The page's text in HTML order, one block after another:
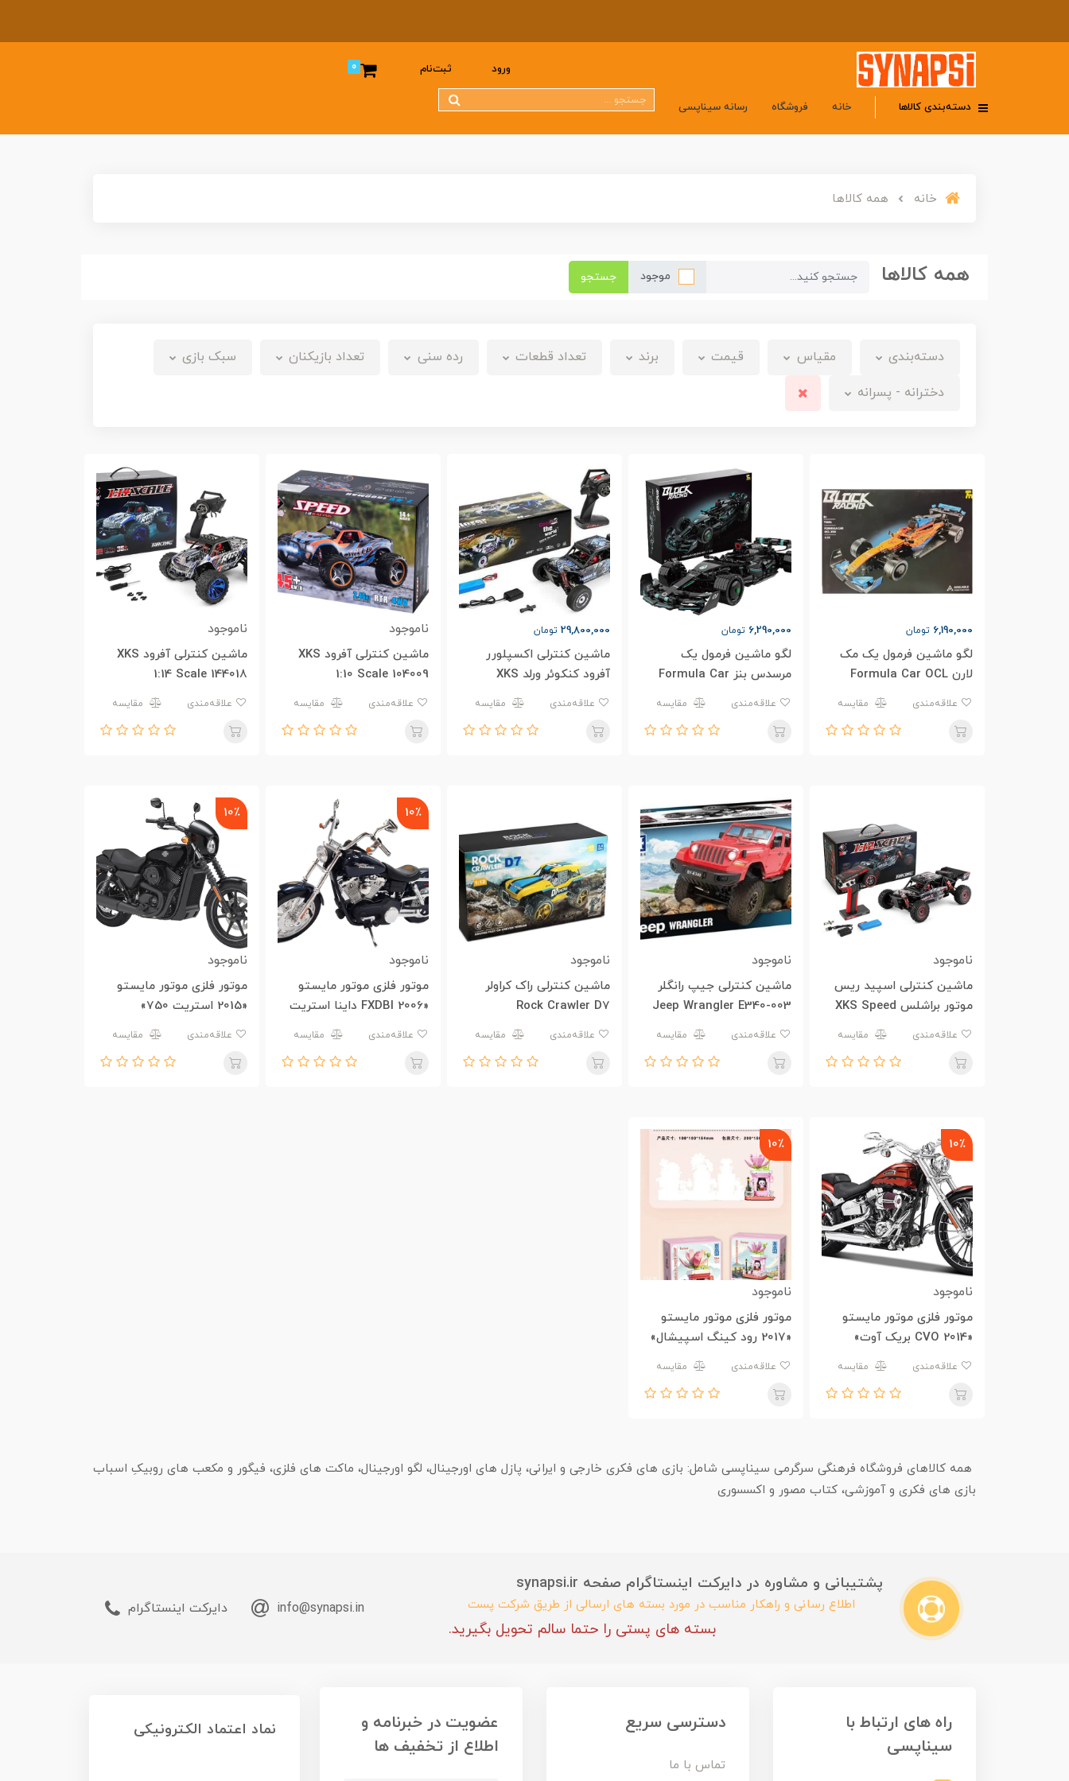
ورود ثبت‌نام 0
دسته‌بندی کالاها خانه فروشگاه رسانه سیناپسی
خانه همه کالاها
همه کالاها موجود جستجو
دسته‌بندی مقیاس قیمت برند تعداد قطعات رده سنی تعداد بازیکنان سبک بازی
دخترانه - پسرانه
6,190,000 تومان
لگو ماشین فرمول یک مک
لارن Formula Car OCL
35M T3001
مقایسه
6,290,000 تومان
لگو ماشین فرمول یک
مرسدس بنز Formula Car
OMG W13 T3011
مقایسه
29,800,000 تومان
ماشین کنترلی اکسپلورر
آفرود کنکوئر ورلد XKS
Explorer Off-road
مقایسه
ناموجود
ماشین کنترلی آفرود XKS
1:10 Scale 104009
مقایسه
ناموجود
ماشین کنترلی آفرود XKS
1:14 Scale 144018
مقایسه
ناموجود
ماشین کنترلی اسپید ریس
موتور براشلس XKS Speed
Race 124016
مقایسه
ناموجود
ماشین کنترلی جیپ رانگلر
Jeep Wrangler E340-003
مقایسه
ناموجود
ماشین کنترلی راک کراولر
Rock Crawler D7
مقایسه
10٪
ناموجود
موتور فلزی موتور مایستو
«FXDBI 2006 داینا استریت
باب»
مقایسه
10٪
ناموجود
موتور فلزی موتور مایستو
«2015 استریت 750»
مقایسه
10٪
ناموجود
موتور فلزی موتور مایستو
«2014 CVO بریک آوت»
مقایسه
10٪
ناموجود
موتور فلزی موتور مایستو
«2017 رود کینگ اسپیشال»
مقایسه
همه کالاهای فروشگاه فرهنگی سرگرمی سیناپسی شامل: بازی های فکری خارجی و ایرانی، پازل های اورجینال، لگو اورجینال، ماکت های فلزی، فیگور و مکعب های روبیکِ اسباب
بازی های فکری و آموزشی، کتاب مصور و اکسسوری
پشتیبانی و مشاوره در دایرکت اینستاگرام صفحه synapsi.ir
اطلاع رسانی و راهکار مناسب در مورد بسته های ارسالی از طریق شرکت پست
بسته های پستی را حتما سالم تحویل بگیرید.
info@synapsi.in دایرکت اینستاگرام
راه های ارتباط با
سیناپسی
دسترسی سریع
تماس با ما
عضویت در خبرنامه و
اطلاع از تخفیف ها
نماد اعتماد الکترونیکی